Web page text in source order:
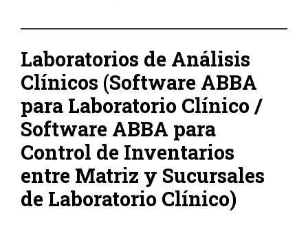
Laboratorios de Análisis
Clínicos (Software ABBA
para Laboratorio Clínico /
Software ABBA para
Control de Inventarios
entre Matriz y Sucursales
de Laboratorio Clínico)